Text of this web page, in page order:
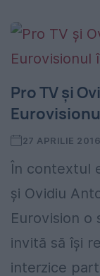
Pro TV şi
27 APRILIE 2016
În contextul
şi Ovidiu
Eurovision o
invită să îşi
interzice